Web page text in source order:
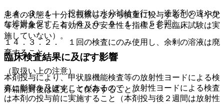
１４．３．１． 投与後は水分補給を行い、造影剤の速やか
な排泄を促すこと〔８．６、９．１．１５参照〕。
１４．３．２． １回の検査にのみ使用し、余剰の溶液は廃
棄すること。
（取扱い上の注意）
外箱開封後は遮光して保存すること。
患者の状態を十分に観察しながら慎重に投与すること（小児
等を対象とした有効性及び安全性を指標とした臨床試験は実
施していない）。
臨床検査結果に及ぼす影響
本剤投与により、甲状腺機能検査等の放射性ヨードによる検
査に影響を及ぼすことがあるので、放射性ヨードによる検査
は本剤の投与前に実施すること（本剤投与後２週間は放射性